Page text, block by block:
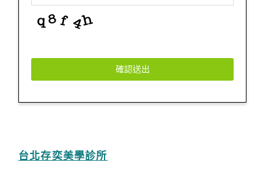
確認送出
台北存奕美學診所